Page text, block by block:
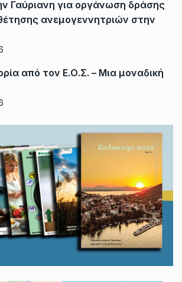
Γαύριανη για οργάνωση δράσης
ανεμογεννητριών στην
από τον Ε.Ο.Σ. – Μια μοναδική